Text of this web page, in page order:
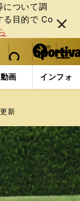
について調
る⽬的で Co
閉じ
る
web Sportiva (webスポルティーバ)
検索
マイペ
ー
ジ
メニュ
動画 インフォ
コラムフォト
新